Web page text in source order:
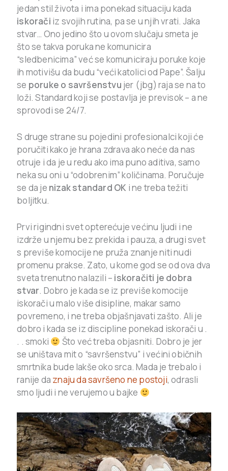
jedan stil života i ima ponekad situaciju kada
iskorači iz svojih rutina, pa se u njih vrati. Jaka
stvar… Ono jedino što u ovom slučaju smeta je
što se takva poruka ne komunicira
“sledbenicima” već se komuniciraju poruke koje
ih motivišu da budu “veći katolici od Pape”. Šalju
se poruke o savršenstvu jer (jbg) raja se na to
loži. Standard koji se postavlja je previsok – a ne
sprovodi se 24/7.
S druge strane su pojedini profesionalci koji će
poručiti kako je hrana zdrava ako neće da nas
otruje i da je u redu ako ima puno aditiva, samo
neka su oni u “odobrenim” količinama. Poručuje
se da je nizak standard OK i ne treba težiti
boljitku.
Prvi rigindni svet opterećuje većinu ljudi i ne
izdrže u njemu bez prekida i pauza, a drugi svet
s previše komocije ne pruža znanje niti nudi
promenu prakse. Zato, u kome god se od ova dva
sveta trenutno nalazili – iskoračiti je dobra
stvar. Dobro je kada se iz previše komocije
iskorači u malo više disipline, makar samo
povremeno, i ne treba objašnjavati zašto. Ali je
dobro i kada se iz discipline ponekad iskorači u .
. . smoki
Što već treba objasniti. Dobro je jer
se uništava mit o “savršenstvu” i većini običnih
smrtnika bude lakše oko srca. Mada je trebalo i
ranije da znaju da savršeno ne postoji, odrasli
smo ljudi i ne verujemo u bajke